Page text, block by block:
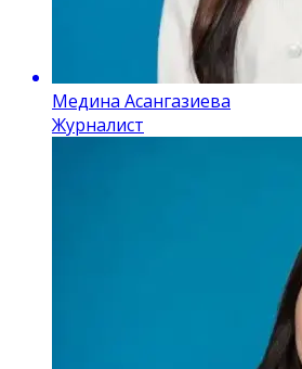
Медина Асангазиева
Журналист